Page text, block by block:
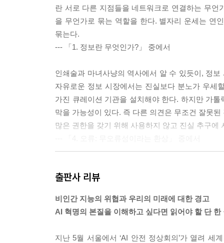
란 서로 다른 지점들을 네트워크로 연결하는 무
을 무언가로 묶는 역할을 한다. 별자리 운세는 연
묶는다.
--- 「1. 정보란 무엇인가?」 중에서
인쇄술과 마녀사냥의 역사에서 알 수 있듯이, 정
자유로운 정보 시장에서는 진실보다 분노가 우세
가진 큐레이션 기관을 설치해야 한다. 하지만 가
막을 가능성이 있다. 즉 다른 의견은 무조건 잘못
많은 권한을 갖기 위해 사용하지 않고 진실 추구
네트워크는 정보 동맥이 경화될 위험과 싸워야 한
를 장려하는 데 사용된다. 결과적으로, 민주주의
전하는 태양계라고 생각해보라. 그래도 중심은 버
출판사 리뷰
비인간 지능의 위협과 우리의 미래에 대한 경고
AI 혁명의 본질을 이해하고 싶다면 읽어야 할 단 한
지난 5월 서울에서 ‘AI 안전 정상회의’가 열려